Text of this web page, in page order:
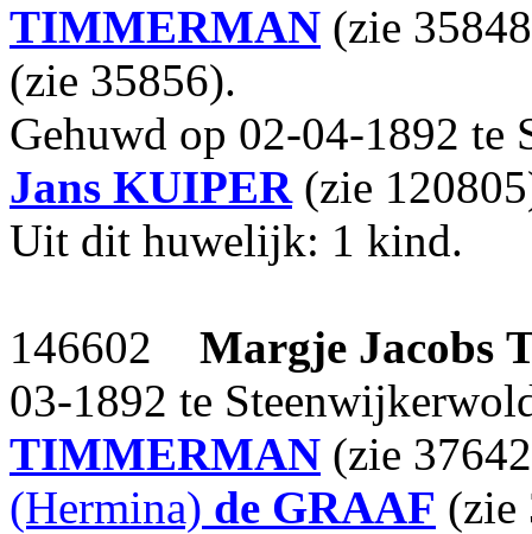
TIMMERMAN (zie
(zie 35856).
Gehuwd op 02-04-1892
Jans KUIPER(zie
Uit dit huwelijk: 1 kind.
146602 Margje Jacobs
03-1892 te
TIMMERMAN (zie
(Hermina) de GRAAF (zie